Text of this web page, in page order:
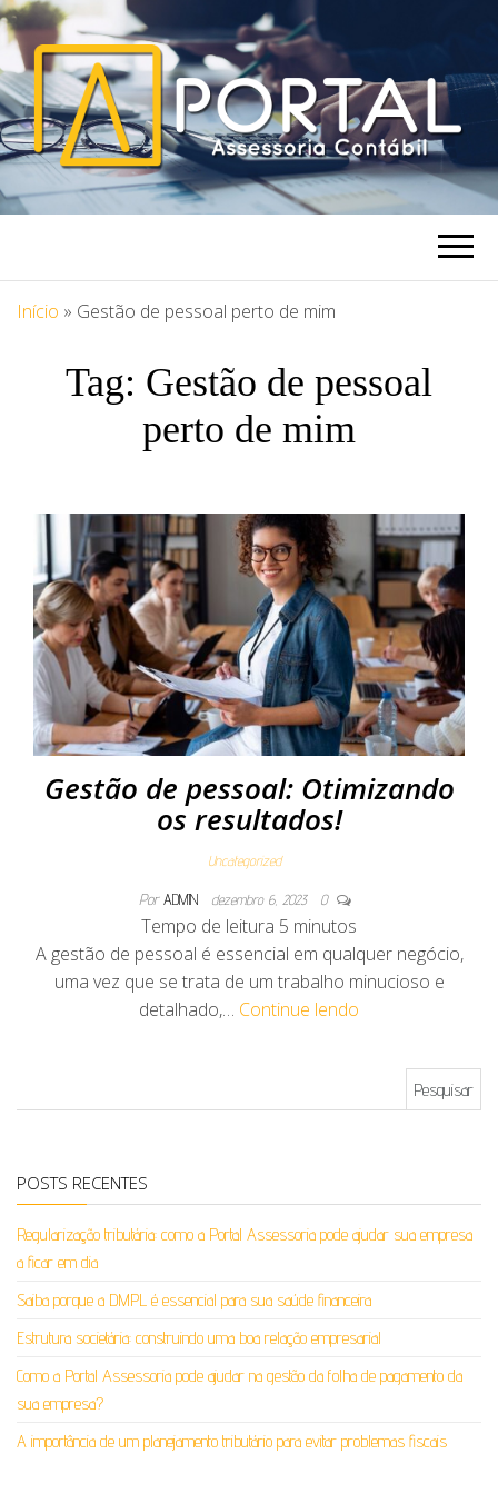
PORTAL
ASSESSORIA
Blog Portal Assessoria
Início » Gestão de pessoal perto de mim
Tag: Gestão de pessoal
perto de mim
Gestão de pessoal: Otimizando
os resultados!
Uncategorized
Por ADMIN dezembro 6, 2023 0
Tempo de leitura 5 minutos
A gestão de pessoal é essencial em qualquer negócio,
uma vez que se trata de um trabalho minucioso e
detalhado,… Continue lendo
POSTS RECENTES
Regularização tributária: como a Portal Assessoria pode ajudar sua empresa
a ficar em dia
Saiba porque a DMPL é essencial para sua saúde financeira
Estrutura societária: construindo uma boa relação empresarial
Como a Portal Assessoria pode ajudar na gestão da folha de pagamento da
sua empresa?
A importância de um planejamento tributário para evitar problemas fiscais